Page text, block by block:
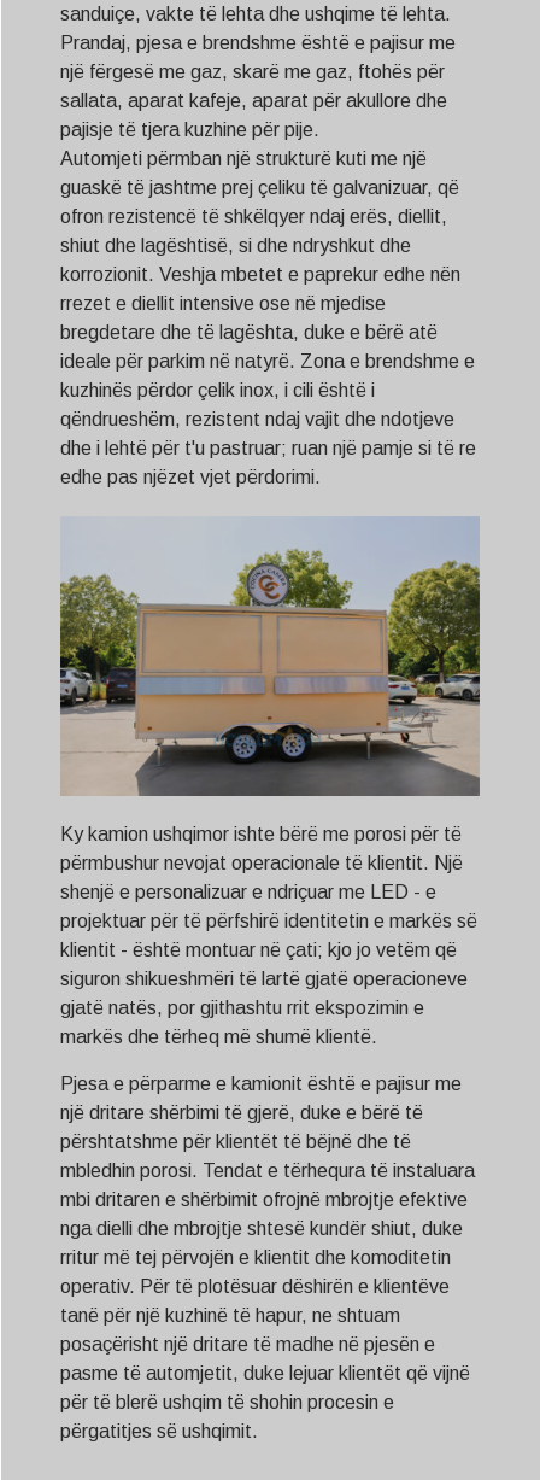
sanduiçe, vakte të lehta dhe ushqime të lehta.
Prandaj, pjesa e brendshme është e pajisur me
një fërgesë me gaz, skarë me gaz, ftohës për
sallata, aparat kafeje, aparat për akullore dhe
pajisje të tjera kuzhine për pije.
Automjeti përmban një strukturë kuti me një
guaskë të jashtme prej çeliku të galvanizuar, që
ofron rezistencë të shkëlqyer ndaj erës, diellit,
shiut dhe lagështisë, si dhe ndryshkut dhe
korrozionit. Veshja mbetet e paprekur edhe nën
rrezet e diellit intensive ose në mjedise
bregdetare dhe të lagështa, duke e bërë atë
ideale për parkim në natyrë. Zona e brendshme e
kuzhinës përdor çelik inox, i cili është i
qëndrueshëm, rezistent ndaj vajit dhe ndotjeve
dhe i lehtë për t'u pastruar; ruan një pamje si të re
edhe pas njëzet vjet përdorimi.
Ky kamion ushqimor ishte bërë me porosi për të
përmbushur nevojat operacionale të klientit. Një
shenjë e personalizuar e ndriçuar me LED - e
projektuar për të përfshirë identitetin e markës së
klientit - është montuar në çati; kjo jo vetëm që
siguron shikueshmëri të lartë gjatë operacioneve
gjatë natës, por gjithashtu rrit ekspozimin e
markës dhe tërheq më shumë klientë.
Pjesa e përparme e kamionit është e pajisur me
një dritare shërbimi të gjerë, duke e bërë të
përshtatshme për klientët të bëjnë dhe të
mbledhin porosi. Tendat e tërhequra të instaluara
mbi dritaren e shërbimit ofrojnë mbrojtje efektive
nga dielli dhe mbrojtje shtesë kundër shiut, duke
rritur më tej përvojën e klientit dhe komoditetin
operativ. Për të plotësuar dëshirën e klientëve
tanë për një kuzhinë të hapur, ne shtuam
posaçërisht një dritare të madhe në pjesën e
pasme të automjetit, duke lejuar klientët që vijnë
për të blerë ushqim të shohin procesin e
përgatitjes së ushqimit.